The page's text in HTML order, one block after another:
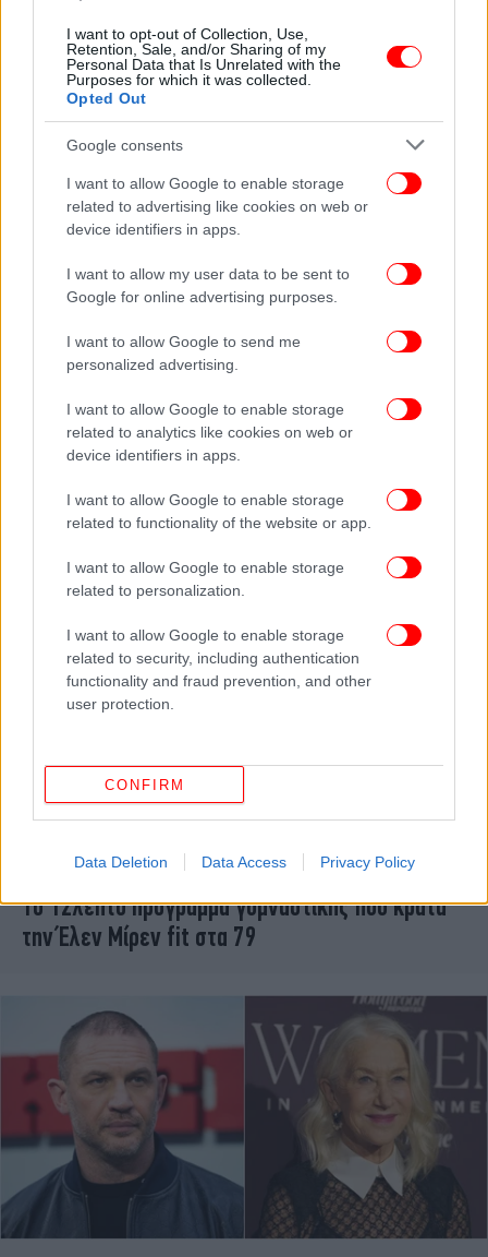
I want to opt-out of Collection, Use,
Retention, Sale, and/or Sharing of my
Personal Data that Is Unrelated with the
Purposes for which it was collected.
Opted Out
Google consents
I want to allow Google to enable storage
related to advertising like cookies on web or
device identifiers in apps.
I want to allow my user data to be sent to
Google for online advertising purposes.
I want to allow Google to send me
personalized advertising.
I want to allow Google to enable storage
related to analytics like cookies on web or
device identifiers in apps.
I want to allow Google to enable storage
related to functionality of the website or app.
I want to allow Google to enable storage
related to personalization.
I want to allow Google to enable storage
related to security, including authentication
functionality and fraud prevention, and other
user protection.
CONFIRM
Data Deletion Data Access Privacy Policy
11/02/2025 18:45
Η αποκάλυψη της Έλεν Μίρεν για τον Χάρισον
Φορντ -Πότε και πώς άλλαξε ο τρόπος
υποκριτικής του
19/01/2025 09:33
προπόνηση της 72χρονης ηθοποιού -Την
ακολουθεί εδώ και 60 χρόνια
15/01/2025 08:05
Το 12λεπτο πρόγραμμα γυμναστικής που κρατά
την Έλεν Μίρεν fit στα 79